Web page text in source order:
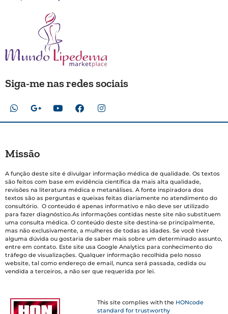
Siga-me nas redes sociais
Missão
A função deste site é divulgar informação médica de qualidade. Os textos
são feitos com base em evidência científica da mais alta qualidade,
revisões na literatura médica e metanálises. A fonte inspiradora dos
textos são as perguntas e queixas feitas diariamente no atendimento do
consultório. O conteúdo é apenas informativo e não deve ser utilizado
para fazer diagnóstico.As informações contidas neste site não substituem
uma consulta médica. O conteúdo deste site destina-se principalmente,
mas não exclusivamente, a mulheres de todas as idades. Se você tiver
alguma dúvida ou gostaria de saber mais sobre um determinado assunto,
entre em contato. Este site usa Google Analytics para conhecimento do
tráfego de visualizações. Qualquer informação recolhida pelo nosso
website, tal como endereço de email, nunca será passada, cedida ou
vendida a terceiros, a não ser que requerida por lei.
This site complies with the HONcode
standard for trustworthy